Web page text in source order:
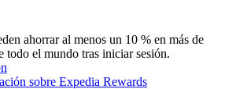
ahorrar al menos un 10 % en más de
todo el mundo tras iniciar sesión.
sobre Expedia Rewards